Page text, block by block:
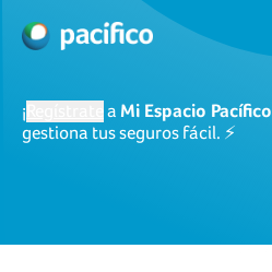
¡ a Mi Espacio Pacífico
gestiona tus seguros fácil. ⚡